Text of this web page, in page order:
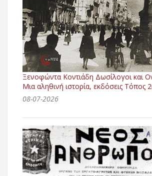
Ξενοφώντα Κοντιάδη Δωσίλογοι και
Μια αληθινή ιστορία, εκδόσεις Τόπος
08-07-2026